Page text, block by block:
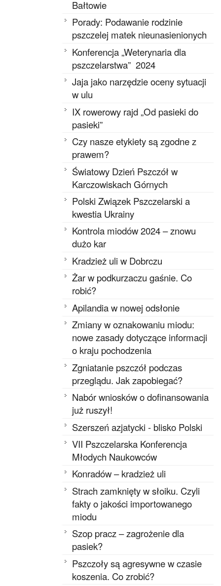
Bałtowie
Porady: Podawanie rodzinie
pszczelej matek nieunasienionych
Konferencja „Weterynaria dla
pszczelarstwa” 2024
Jaja jako narzędzie oceny sytuacji
w ulu
IX rowerowy rajd „Od pasieki do
pasieki”
Czy nasze etykiety są zgodne z
prawem?
Światowy Dzień Pszczół w
Karczowiskach Górnych
Polski Związek Pszczelarski a
kwestia Ukrainy
Kontrola miodów 2024 – znowu
dużo kar
Kradzież uli w Dobrczu
Żar w podkurzaczu gaśnie. Co
robić?
Apilandia w nowej odsłonie
Zmiany w oznakowaniu miodu:
nowe zasady dotyczące informacji
o kraju pochodzenia
Zgniatanie pszczół podczas
przeglądu. Jak zapobiegać?
Nabór wniosków o dofinansowania
już ruszył!
Szerszeń azjatycki - blisko Polski
VII Pszczelarska Konferencja
Młodych Naukowców
Konradów – kradzież uli
Strach zamknięty w słoiku. Czyli
fakty o jakości importowanego
miodu
Szop pracz – zagrożenie dla
pasiek?
Pszczoły są agresywne w czasie
koszenia. Co zrobić?